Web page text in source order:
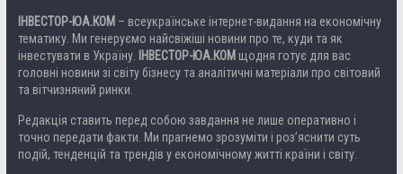
ІНВЕСТОР-ЮА.КОМ – всеукраїнське інтернет-видання на економічну
тематику. Ми генеруємо найсвіжіші новини про те, куди та як
інвестувати в Україну.
ІНВЕСТОР-ЮА.КОМ щодня готує для вас
головні новини зі світу бізнесу та аналітичні матеріали про світовий
та вітчизняний ринки.
Редакція ставить перед собою завдання не лише оперативно і
точно передати факти. Ми прагнемо зрозуміти і роз’яснити суть
подій, тенденцій та трендів у економічному житті країни і світу.